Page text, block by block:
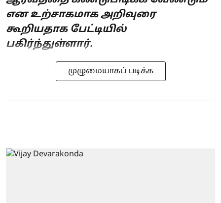
என உற்சாகமாக அறிவுரை
கூறியதாக பேட்டியில்
பகிர்ந்துள்ளார்.
முழுமையாகப் படிக்க